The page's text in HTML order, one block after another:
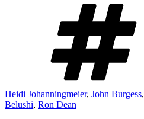
Heidi Johanningmeier, John Burgess,
Belushi, Ron Dean